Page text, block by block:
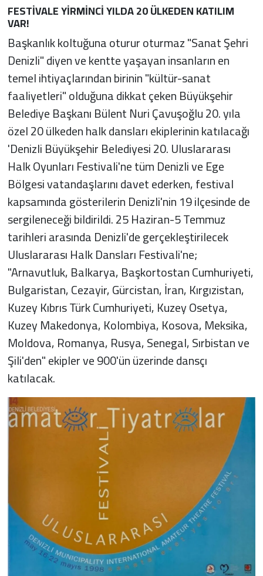
FESTİVALE YİRMİNCİ YILDA 20 ÜLKEDEN KATILIM
VAR!
Başkanlık koltuğuna oturur oturmaz "Sanat Şehri
Denizli" diyen ve kentte yaşayan insanların en
temel ihtiyaçlarından birinin "kültür-sanat
faaliyetleri" olduğuna dikkat çeken Büyükşehir
Belediye Başkanı Bülent Nuri Çavuşoğlu 20. yıla
özel 20 ülkeden halk dansları ekiplerinin katılacağı
'Denizli Büyükşehir Belediyesi 20. Uluslararası
Halk Oyunları Festivali'ne tüm Denizli ve Ege
Bölgesi vatandaşlarını davet ederken, festival
kapsamında gösterilerin Denizli'nin 19 ilçesinde de
sergileneceği bildirildi. 25 Haziran-5 Temmuz
tarihleri arasında Denizli'de gerçekleştirilecek
Uluslararası Halk Dansları Festivali'ne;
"Arnavutluk, Balkarya, Başkortostan Cumhuriyeti,
Bulgaristan, Cezayir, Gürcistan, İran, Kırgızistan,
Kuzey Kıbrıs Türk Cumhuriyeti, Kuzey Osetya,
Kuzey Makedonya, Kolombiya, Kosova, Meksika,
Moldova, Romanya, Rusya, Senegal, Sırbistan ve
Şili'den" ekipler ve 900'ün üzerinde dansçı
katılacak.